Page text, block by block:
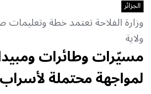
الجزائر
ولاية
مسيّرات وطائرات
لمواجهة محتملة لأسراب